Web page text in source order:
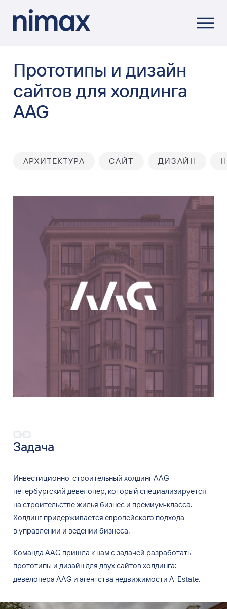
Прототипы и дизайн
сайтов для холдинга
AAG
АРХИТЕКТУРА САЙТ ДИЗАЙН
Задача
Инвестиционно-строительный холдинг AAG —
петербургский девелопер, который специализируется
на строительстве жилья бизнес и премиум-класса.
Холдинг придерживается европейского подхода
в управлении и ведении бизнеса.
Команда AAG пришла к нам сзадачей разработать
прототипы и дизайн для двух сайтов холдинга:
девелопера AAG и агентства недвижимости A-Estate.